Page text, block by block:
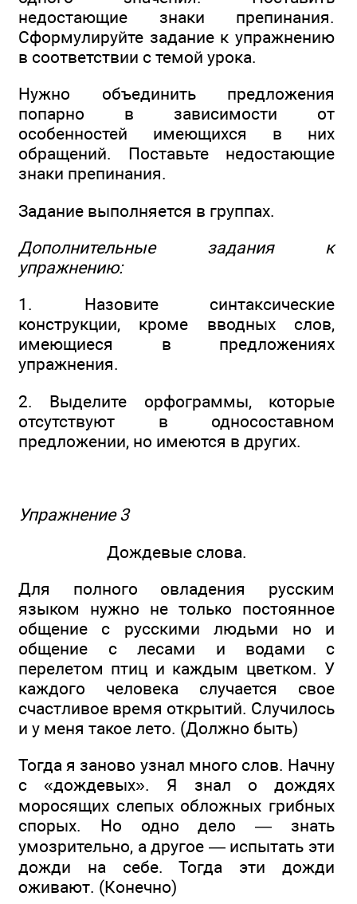
недостающие знаки препинания.
Сформулируйте задание к упражнению
в соответствии с темой урока.
Нужно объединить предложения
попарно в зависимости от
особенностей имеющихся в них
обращений. Поставьте недостающие
знаки препинания.
Задание выполняется в группах.
Дополнительные задания к
упражнению:
1. Назовите синтаксические
конструкции, кроме вводных слов,
имеющиеся в предложениях
упражнения.
2. Выделите орфограммы, которые
отсутствуют в односоставном
предложении, но имеются в других.
Упражнение 3
Дождевые слова.
Для полного овладения русским
языком нужно не только постоянное
общение с русскими людьми но и
общение с лесами и водами с
перелетом птиц и каждым цветком. У
каждого человека случается свое
счастливое время открытий. Случилось
и у меня такое лето. (Должно быть)
Тогда я заново узнал много слов. Начну
с «дождевых». Я знал о дождях
моросящих слепых обложных грибных
спорых. Но одно дело — знать
умозрительно, а другое — испытать эти
дожди на себе. Тогда эти дожди
оживают. (Конечно)